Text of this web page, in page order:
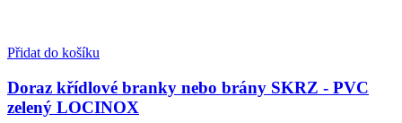
Přidat do košíku
Doraz křídlové branky nebo brány SKRZ - PVC
zelený LOCINOX